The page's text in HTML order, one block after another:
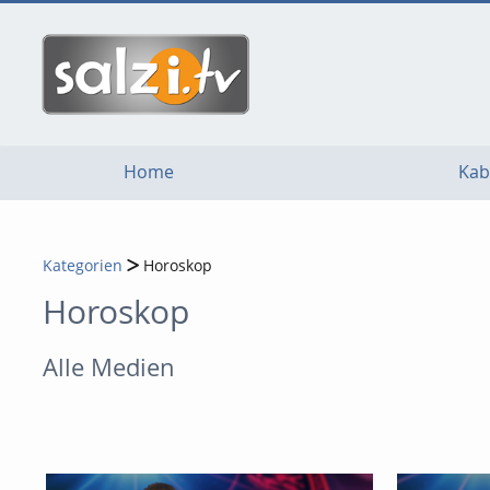
Home
Kategorien Horoskop
Horoskop
Alle Medien